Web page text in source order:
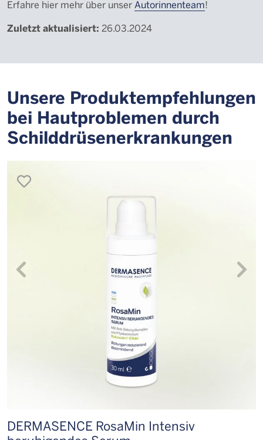
Erfahre hier mehr über unser Autorinnenteam!
Zuletzt aktualisiert: 26.03.2024
Unsere Produktempfehlungen
bei Hautproblemen durch
Schilddrüsenerkrankungen
merken
DERMASENCE RosaMin Intensiv